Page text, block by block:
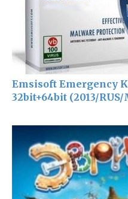
Emsisoft Emergency
32bit+64bit (2013/